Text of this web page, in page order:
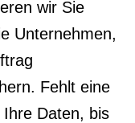
wir Sie
Unternehmen,
Fehlt eine
Daten, bis